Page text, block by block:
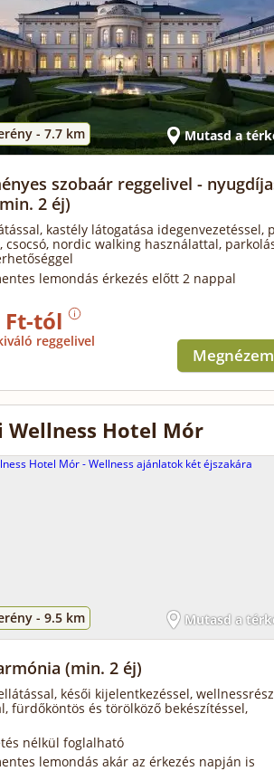
Mutasd a
- 7.7 km
szobaár reggelivel -
2 éj)
kastély látogatása idegenvezetéssel,
csocsó, nordic walking használattal,
lemondás érkezés előtt 2 nappal
Ft-tól
reggelivel
Hotel Mór
Mutasd a
- 9.5 km
(min. 2 éj)
késői kijelentkezéssel,
fürdőköntös és törölköző bekészítéssel,
nélkül foglalható
lemondás akár az érkezés napján is